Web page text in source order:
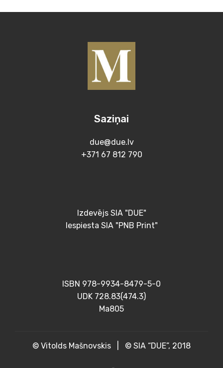
Saziņai
due@due.lv
+371 67 812 790
Izdevējs SIA "DUE"
Iespiesta SIA "PNB Print"
ISBN 978-9934-8479-5-0
UDK 728.83(474.3)
Ma805
© Vitolds Mašnovskis | © SIA “DUE”, 2018